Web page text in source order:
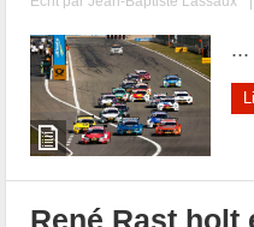
...
René Rast holt